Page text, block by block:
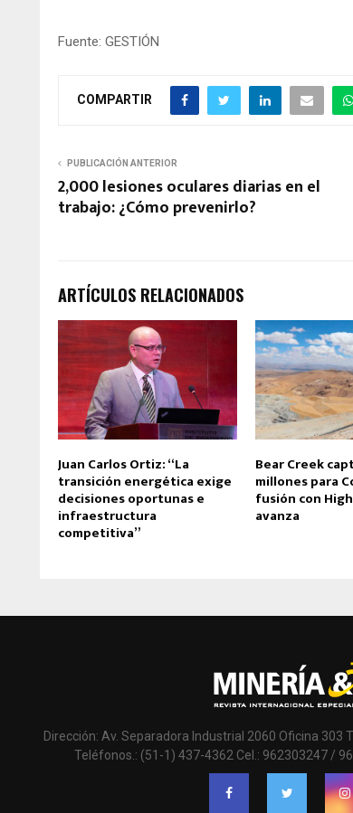
Fuente: GESTIÓN
COMPARTIR
PUBLICACIÓN ANTERIOR
2,000 lesiones oculares diarias en el
trabajo: ¿Cómo prevenirlo?
ARTÍCULOS RELACIONADOS
Juan Carlos Ortiz: “La
transición energética exige
decisiones oportunas e
infraestructura
competitiva”
Bear Creek
millones para
fusión con
avanza
Dirección: Av. Separadora Industrial 2060 Oficina 303
Teléfonos.: (51-1) 437-4362 Cel.: 962303247 /